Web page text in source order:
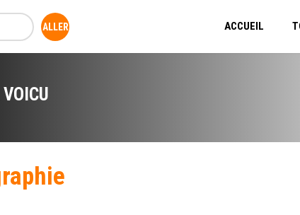
ACCUEIL